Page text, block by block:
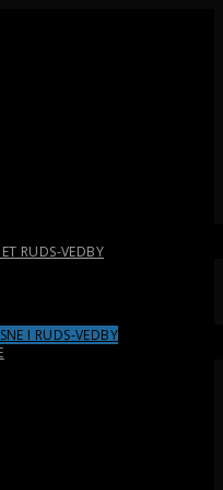
RUDS-VEDBY
I RUDS-VEDBY